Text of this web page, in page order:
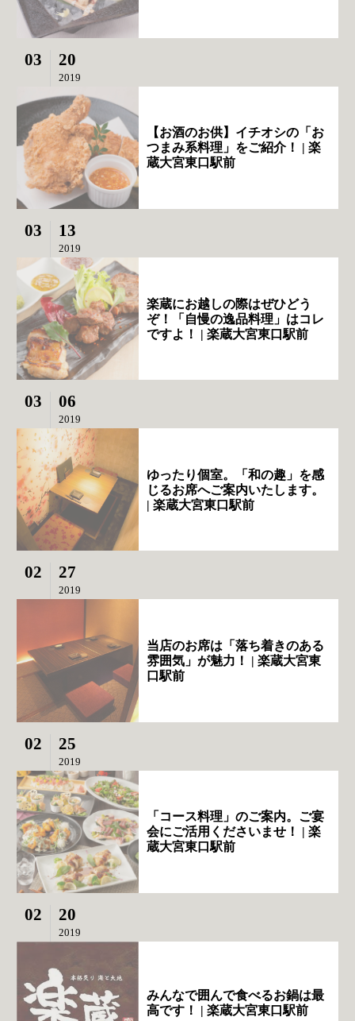
03 20
2019
【お酒のお供】イチオシの「お
つまみ系料理」をご紹介！ | 楽
蔵大宮東口駅前
03 13
2019
楽蔵にお越しの際はぜひどう
ぞ！「自慢の逸品料理」はコレ
ですよ！ | 楽蔵大宮東口駅前
03 06
2019
ゆったり個室。「和の趣」を感
じるお席へご案内いたします。
| 楽蔵大宮東口駅前
02 27
2019
当店のお席は「落ち着きのある
雰囲気」が魅力！ | 楽蔵大宮東
口駅前
02 25
2019
「コース料理」のご案内。ご宴
会にご活用くださいませ！ | 楽
蔵大宮東口駅前
02 20
2019
みんなで囲んで食べるお鍋は最
高です！ | 楽蔵大宮東口駅前